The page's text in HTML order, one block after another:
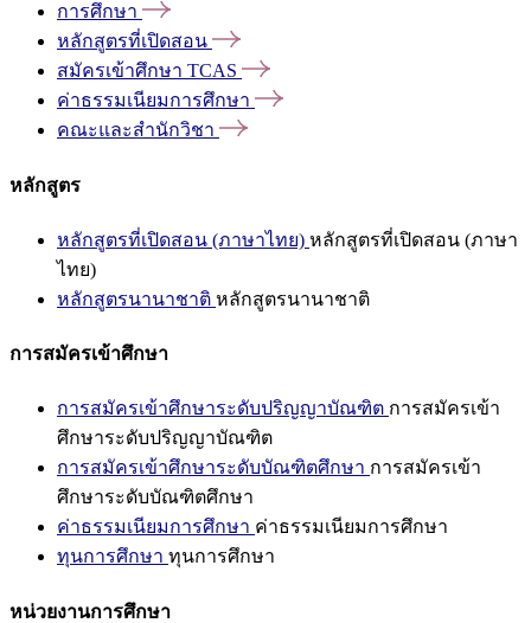
การศึกษา
หลักสูตรที่เปิดสอน
สมัครเข้าศึกษา TCAS
ค่าธรรมเนียมการศึกษา
คณะและสำนักวิชา
หลักสูตร
หลักสูตรที่เปิดสอน (ภาษาไทย) หลักสูตรที่เปิดสอน (ภาษา
ไทย)
หลักสูตรนานาชาติ หลักสูตรนานาชาติ
การสมัครเข้าศึกษา
การสมัครเข้าศึกษาระดับปริญญาบัณฑิต การสมัครเข้า
ศึกษาระดับปริญญาบัณฑิต
การสมัครเข้าศึกษาระดับบัณฑิตศึกษา การสมัครเข้า
ศึกษาระดับบัณฑิตศึกษา
ค่าธรรมเนียมการศึกษา ค่าธรรมเนียมการศึกษา
ทุนการศึกษา ทุนการศึกษา
หน่วยงานการศึกษา